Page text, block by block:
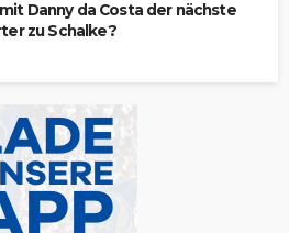
Danny da Costa der nächste
zu Schalke?